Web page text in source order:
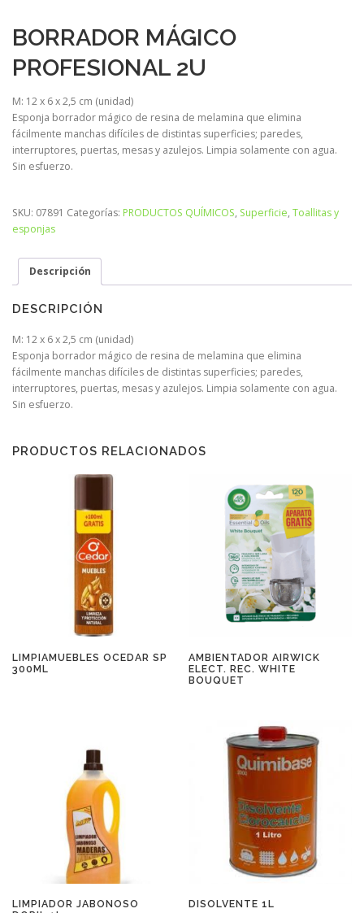
BORRADOR MÁGICO
PROFESIONAL 2U
M: 12 x 6 x 2,5 cm (unidad)
Esponja borrador mágico de resina de melamina que elimina
fácilmente manchas difíciles de distintas superficies; paredes,
interruptores, puertas, mesas y azulejos. Limpia solamente con agua.
Sin esfuerzo.
SKU: 07891 Categorías: PRODUCTOS QUÍMICOS, Superficie, Toallitas y
esponjas
Descripción
DESCRIPCIÓN
M: 12 x 6 x 2,5 cm (unidad)
Esponja borrador mágico de resina de melamina que elimina
fácilmente manchas difíciles de distintas superficies; paredes,
interruptores, puertas, mesas y azulejos. Limpia solamente con agua.
Sin esfuerzo.
PRODUCTOS RELACIONADOS
LIMPIAMUEBLES OCEDAR SP
300ML
AMBIENTADOR AIRWICK
ELECT. REC. WHITE
BOUQUET
LIMPIADOR JABONOSO
DISOLVENTE 1L